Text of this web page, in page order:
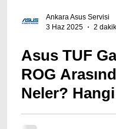
Ankara Asus Servisi
3 Haz 2025
2
Asus TUF
ROG
Neler? Hangi
Oyuncular